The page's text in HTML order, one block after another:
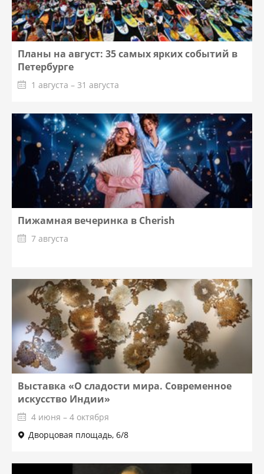
Планы на август: 35 самых ярких событий в
Петербурге
1 августа – 31 августа
Пижамная вечеринка в Cherish
7 августа
Выставка «О сладости мира. Современное
искусство Индии»
4 июня – 4 октября
Дворцовая площадь, 6/8